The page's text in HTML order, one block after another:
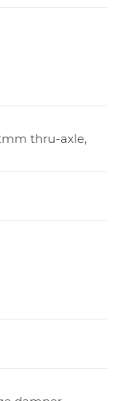
мм.
thru-axle,